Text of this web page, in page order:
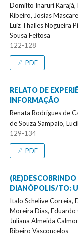
Domilto Inaruri Karajá,
Ribeiro, Josias
Luiz Thalles Nogueira
Sousa Feitosa
122-128
PDF
RELATO DE
INFORMAÇÃO
Renata Rodrigues de
de Souza Sampaio,
129-134
PDF
DIANÓPOLIS/TO:
Italo Schelive Correia,
Moreira Dias, Eduardo
Juliana Almeida
Ribeiro Vasconcelos